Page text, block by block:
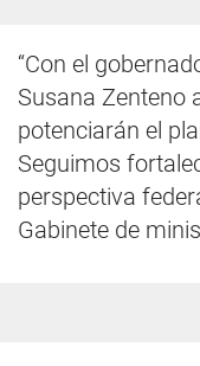
“Con el
Susana Zenteno
potenciarán el
Seguimos
perspectiva
Gabinete de